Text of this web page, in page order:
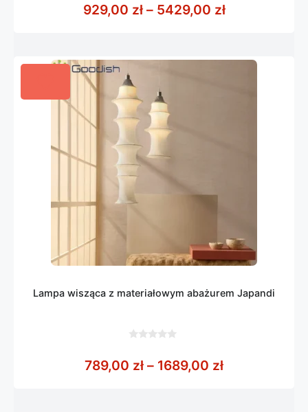
5
929,00 zł – 5429,00 złZakres cen:
Lampa wisząca z materiałowym abażurem Japandi
5
789,00 zł – 1689,00 złZakres cen: